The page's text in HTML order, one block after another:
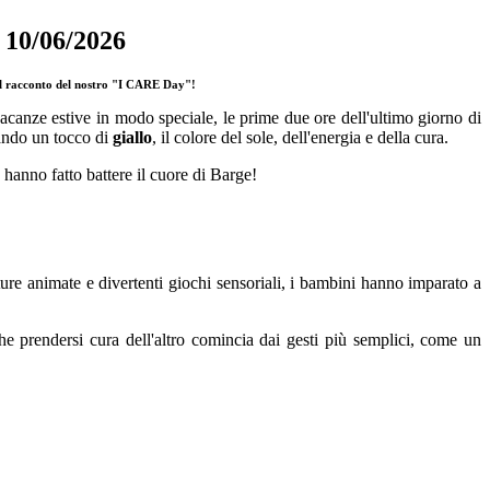
06/2026
racconto del nostro "I CARE Day"!
estive in modo speciale, le prime due ore dell'ultimo giorno di
un tocco di giallo, il colore del sole, dell'energia e della cura.
fatto battere il cuore di Barge!
animate e divertenti giochi sensoriali, i bambini hanno imparato a
prendersi cura dell'altro comincia dai gesti più semplici, come un